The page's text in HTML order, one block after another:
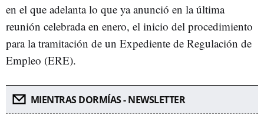
en el que adelanta lo que ya anunció en la última
reunión celebrada en enero, el inicio del procedimiento
para la tramitación de un Expediente de Regulación de
Empleo (ERE).
MIENTRAS DORMÍAS - NEWSLETTER